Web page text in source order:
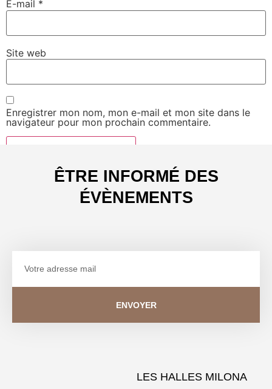
E-mail *
Site web
Enregistrer mon nom, mon e-mail et mon site dans le
navigateur pour mon prochain commentaire.
ÊTRE INFORMÉ DES
ÉVÈNEMENTS
ENVOYER
LES HALLES MILONA